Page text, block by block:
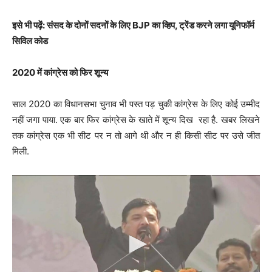
इसे भी पढ़ें: संसद के दोनों सदनों के लिए BJP का व्हिप, ट्रेंड करने लगा यूनिफॉर्म
सिविल कोड
2020 में कांग्रेस को फिर शून्य
साल 2020 का विधानसभा चुनाव भी पस्त पड़ चुकी कांग्रेस के लिए कोई उम्मीद
नहीं जगा पाया. एक बार फिर कांग्रेस के खाते में शून्य दिख रहा है. खबर लिखने
तक कांग्रेस एक भी सीट पर न तो आगे थी और न ही किसी सीट पर उसे जीत
मिली.